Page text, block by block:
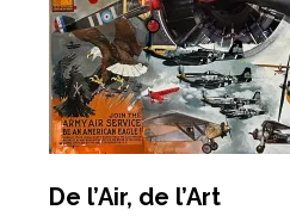
De l’Air, de l’Art